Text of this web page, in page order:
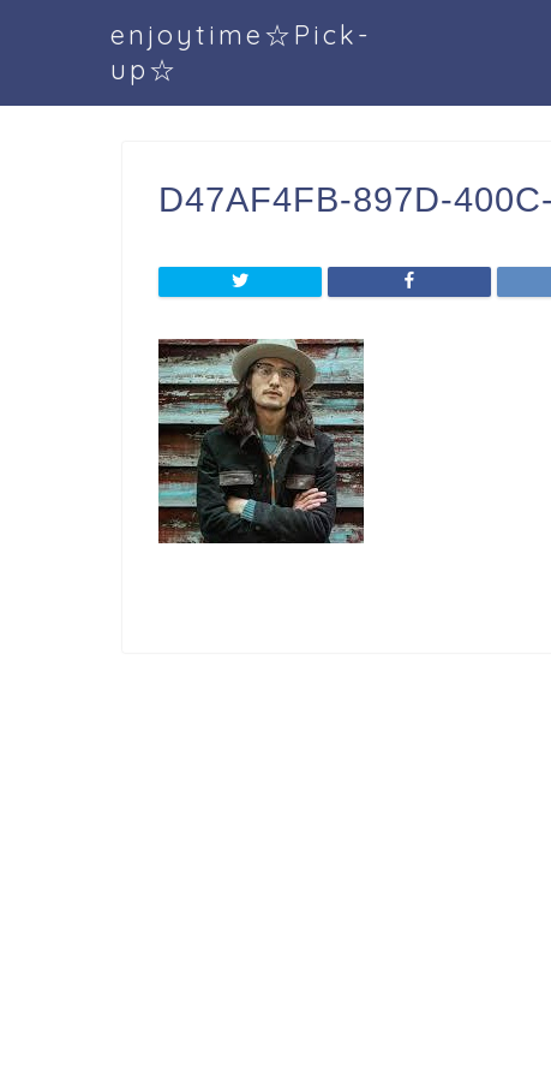
enjoytime☆Pick-
up☆
D47AF4FB-897D-